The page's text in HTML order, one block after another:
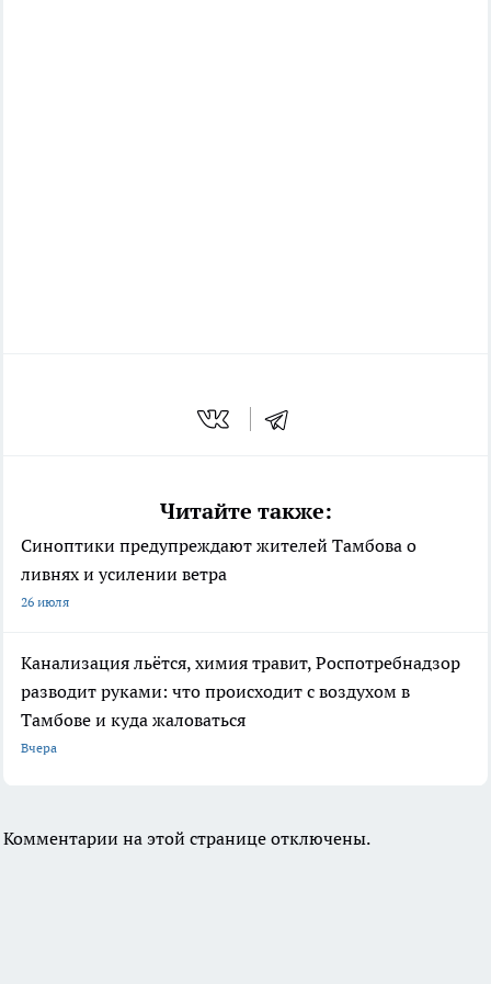
Читайте также:
Синоптики предупреждают жителей Тамбова о
ливнях и усилении ветра
26 июля
Канализация льётся, химия травит, Роспотребнадзор
разводит руками: что происходит с воздухом в
Тамбове и куда жаловаться
Вчера
Комментарии на этой странице отключены.